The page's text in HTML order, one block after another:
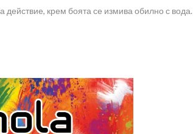
действие, крем боята се измива обилно с